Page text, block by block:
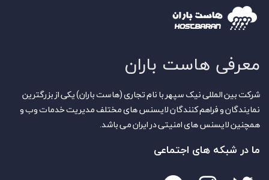
معرفی هاست باران
شرکت بین المللی نیک سپهر با نام تجاری (هاست باران) یکی از بزرگترین
نمایندگان و فراهم کنندگان لایسنس های مختلف مدیریت خدمات وب و
همچنین لایسنس های امنیتی در ایران می باشد.
ما در شبکه های اجتماعی